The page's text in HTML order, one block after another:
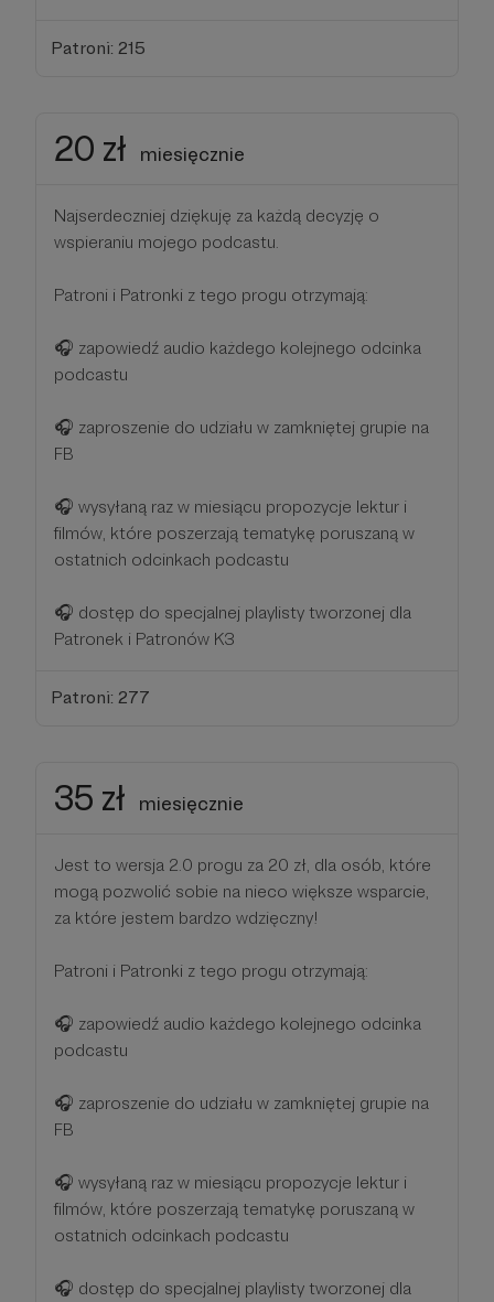
Patroni: 215
20 zł miesięcznie
Najserdeczniej dziękuję za każdą decyzję o
wspieraniu mojego podcastu.
Patroni i Patronki z tego progu otrzymają:
🎧 zapowiedź audio każdego kolejnego odcinka
podcastu
🎧 zaproszenie do udziału w zamkniętej grupie na
FB
🎧 wysyłaną raz w miesiącu propozycje lektur i
filmów, które poszerzają tematykę poruszaną w
ostatnich odcinkach podcastu
🎧 dostęp do specjalnej playlisty tworzonej dla
Patronek i Patronów K3
Patroni: 277
35 zł miesięcznie
Jest to wersja 2.0 progu za 20 zł, dla osób, które
mogą pozwolić sobie na nieco większe wsparcie,
za które jestem bardzo wdzięczny!
Patroni i Patronki z tego progu otrzymają:
🎧 zapowiedź audio każdego kolejnego odcinka
podcastu
🎧 zaproszenie do udziału w zamkniętej grupie na
FB
🎧 wysyłaną raz w miesiącu propozycje lektur i
filmów, które poszerzają tematykę poruszaną w
ostatnich odcinkach podcastu
🎧 dostęp do specjalnej playlisty tworzonej dla